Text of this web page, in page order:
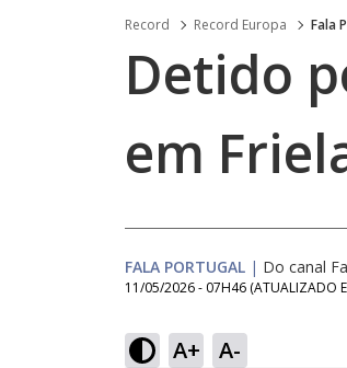
Record Record Europa Fala
Detido
em
FALA PORTUGAL | Do canal
11/05/2026 - 07H46 (ATUALIZADO
A+ A-